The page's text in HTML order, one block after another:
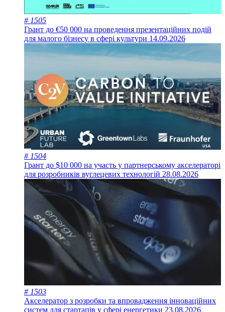
# 1505
Грант до €50 000 на проведення презентаційних подій
для малого бізнесу в сфері культури 14.09.2026
# 1504
Грант до $10 000 на участь у партнерському акселераторі
для розробників вуглецевих технологій 28.08.2026
# 1503
Акселератор з розробки та впровадження інноваційних
систем для стартапів у сфері енергетики 23.08.2026